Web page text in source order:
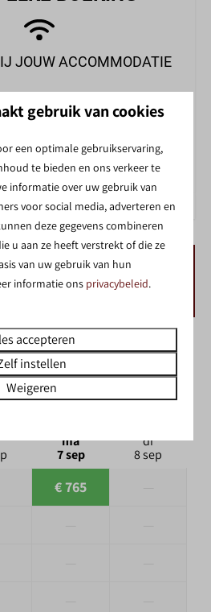
JOUW ACCOMMODATIE
HET BINNENZWEMBAD
EN PRIJS
di08-09-2026
ma
7 sep
di
8 sep
€ 765
gebruik van cookies
een optimale gebruikservaring,
te bieden en ons verkeer te
informatie over uw gebruik van
voor social media, adverteren en
deze gegevens combineren
u aan ze heeft verstrekt of die ze
van uw gebruik van hun
informatie ons privacybeleid.
accepteren
instellen
Weigeren